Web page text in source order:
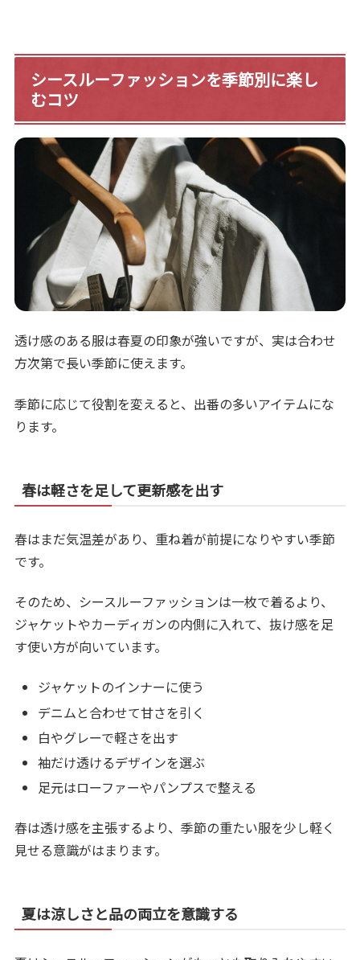
シースルーファッションを季節別に楽し
むコツ
透け感のある服は春夏の印象が強いですが、実は合わせ
方次第で長い季節に使えます。
季節に応じて役割を変えると、出番の多いアイテムにな
ります。
春は軽さを足して更新感を出す
春はまだ気温差があり、重ね着が前提になりやすい季節
です。
そのため、シースルーファッションは一枚で着るより、
ジャケットやカーディガンの内側に入れて、抜け感を足
す使い方が向いています。
ジャケットのインナーに使う
デニムと合わせて甘さを引く
白やグレーで軽さを出す
袖だけ透けるデザインを選ぶ
足元はローファーやパンプスで整える
春は透け感を主張するより、季節の重たい服を少し軽く
見せる意識がはまります。
夏は涼しさと品の両立を意識する